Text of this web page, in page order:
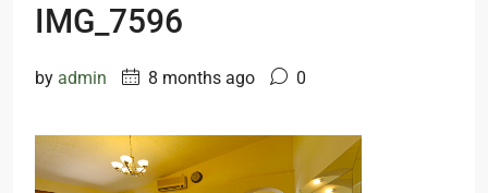
IMG_7596
by admin 8 months ago 0